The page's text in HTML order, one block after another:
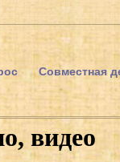
Совместная
видео